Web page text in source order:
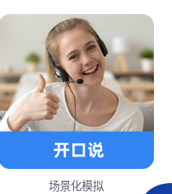
场景化模拟